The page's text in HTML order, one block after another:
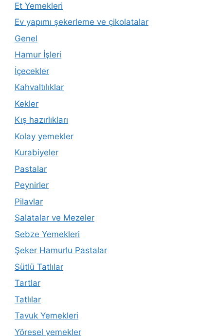
Et Yemekleri
Ev yapımı şekerleme ve çikolatalar
Genel
Hamur İşleri
İçecekler
Kahvaltılıklar
Kekler
Kış hazırlıkları
Kolay yemekler
Kurabiyeler
Pastalar
Peynirler
Pilavlar
Salatalar ve Mezeler
Sebze Yemekleri
Şeker Hamurlu Pastalar
Sütlü Tatlılar
Tartlar
Tatlılar
Tavuk Yemekleri
Yöresel yemekler